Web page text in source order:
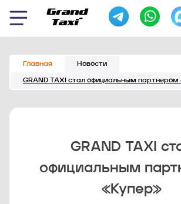
Главная Новости
GRAND TAXI стал официальным партнером
GRAND TAXI
официальным
«Купер»